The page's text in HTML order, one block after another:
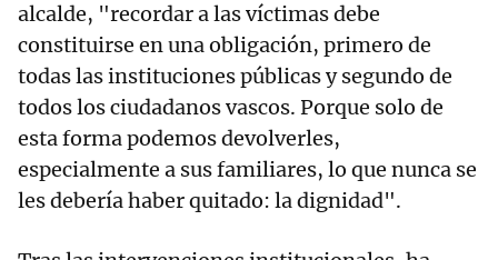
alcalde, "recordar a las víctimas debe
constituirse en una obligación, primero de
todas las instituciones públicas y segundo de
todos los ciudadanos vascos. Porque solo de
esta forma podemos devolverles,
especialmente a sus familiares, lo que nunca se
les debería haber quitado: la dignidad".